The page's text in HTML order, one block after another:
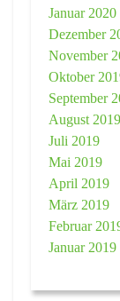
Januar 2020
Dezember
November
Oktober
September
August 2019
Juli 2019
Mai 2019
April 2019
März 2019
Februar
Januar 2019